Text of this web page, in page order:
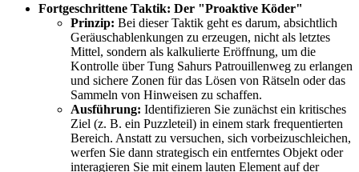
Fortgeschrittene Taktik: Der "Proaktive Köder"
Prinzip: Bei dieser Taktik geht es darum, absichtlich
Geräuschablenkungen zu erzeugen, nicht als letztes
Mittel, sondern als kalkulierte Eröffnung, um die
Kontrolle über Tung Sahurs Patrouillenweg zu erlangen
und sichere Zonen für das Lösen von Rätseln oder das
Sammeln von Hinweisen zu schaffen.
Ausführung: Identifizieren Sie zunächst ein kritisches
Ziel (z. B. ein Puzzleteil) in einem stark frequentierten
Bereich. Anstatt zu versuchen, sich vorbeizuschleichen,
werfen Sie dann strategisch ein entferntes Objekt oder
interagieren Sie mit einem lauten Element auf der